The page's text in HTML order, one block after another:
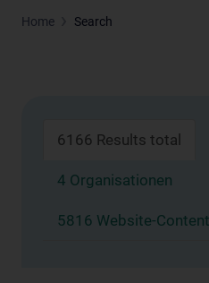
Home Search
6166 Results total
4 Organisationen
5816 Website-